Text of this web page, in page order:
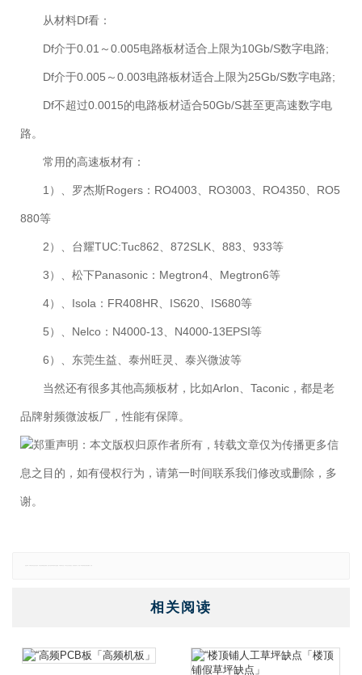
从材料Df看：
Df介于0.01～0.005电路板材适合上限为10Gb/S数字电路;
Df介于0.005～0.003电路板材适合上限为25Gb/S数字电路;
Df不超过0.0015的电路板材适合50Gb/S甚至更高速数字电
路。
常用的高速板材有：
1）、罗杰斯Rogers：RO4003、RO3003、RO4350、RO5
880等
2）、台耀TUC:Tuc862、872SLK、883、933等
3）、松下Panasonic：Megtron4、Megtron6等
4）、Isola：FR408HR、IS620、IS680等
5）、Nelco：N4000-13、N4000-13EPSI等
6）、东莞生益、泰州旺灵、泰兴微波等
当然还有很多其他高频板材，比如Arlon、Taconic，都是老
品牌射频微波板厂，性能有保障。
郑重声明：本文版权归原作者所有，转载文章仅为传播更多信
息之目的，如有侵权行为，请第一时间联系我们修改或删除，多
谢。
相关阅读